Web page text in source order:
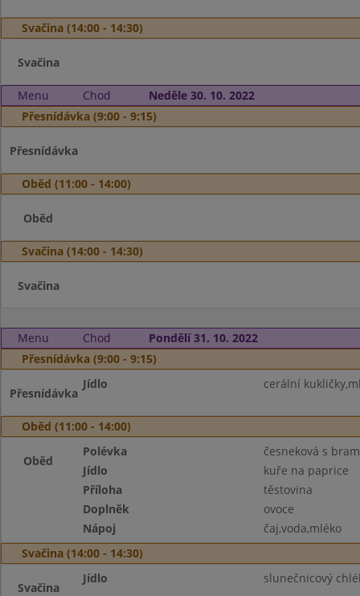
Svačina (14:00 - 14:30)
Svačina
Menu Chod
Neděle 30. 10. 2022
Přesnídávka (9:00 - 9:15)
Přesnídávka
Oběd (11:00 - 14:00)
Oběd
Svačina (14:00 - 14:30)
Svačina
Menu Chod
Pondělí 31. 10. 2022
Přesnídávka (9:00 - 9:15)
Přesnídávka
Jídlo cerální
Oběd (11:00 - 14:00)
Oběd
Polévka
česneková s
Jídlo
kuře na paprice
Příloha
těstovina
Doplněk
ovoce
Nápoj
čaj,voda,mléko
Svačina (14:00 - 14:30)
Svačina
Jídlo slunečnicový